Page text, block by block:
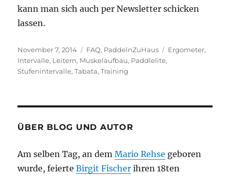
kann man sich auch per Newsletter schicken
lassen.
Veröffentlicht
am
November 7, 2014 Kategorien
FAQ, PaddelnZuHaus Schlagwörter
Ergometer,
Intervalle, Leitern, Muskelaufbau, Paddlelite,
Stufenintervalle,Tabata,Training
ÜBER BLOG UND AUTOR
Am selben Tag, an demMario Rehse geboren
wurde, feierteBirgit Fischer ihren 18ten